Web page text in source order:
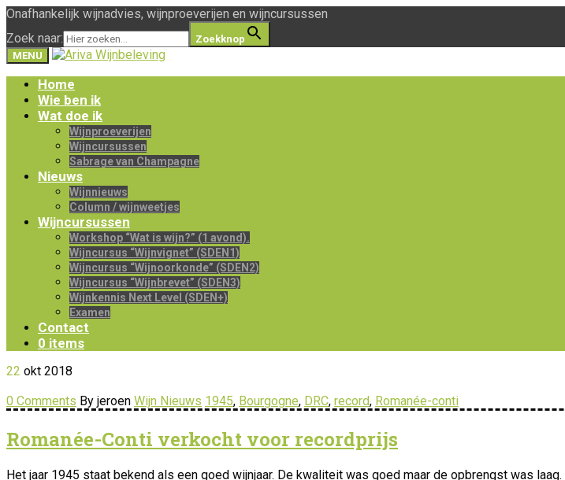
Onafhankelijk wijnadvies, wijnproeverijen en wijncursussen
Zoek naar:
Zoekknop
MENU
Home
Wie ben ik
Wat doe ik
Wijnproeverijen
Wijncursussen
Sabrage van Champagne
Nieuws
Wijnnieuws
Column / wijnweetjes
Wijncursussen
Workshop “Wat is wijn?” (1 avond).
Wijncursus “Wijnvignet” (SDEN1)
Wijncursus “Wijnoorkonde” (SDEN2)
Wijncursus “Wijnbrevet” (SDEN3)
Wijnkennis Next Level (SDEN+)
Examen
Contact
0 items
22 okt 2018
0 Comments By jeroen Wijn Nieuws 1945, Bourgogne, DRC, record, Romanée-conti
Romanée-Conti verkocht voor recordprijs
Het jaar 1945 staat bekend als een goed wijnjaar. De kwaliteit was goed maar de opbrengst was